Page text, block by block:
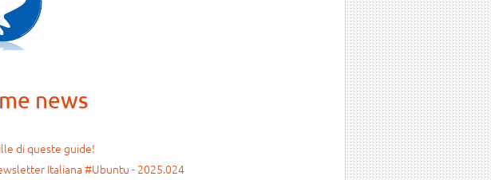
news
di queste guide!
Italiana #Ubuntu - 2025.024